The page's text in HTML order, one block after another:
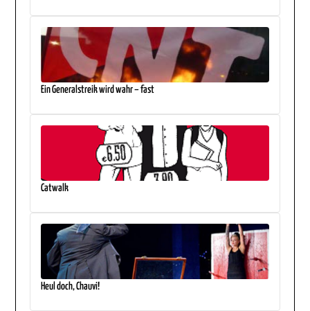
Ein Generalstreik wird wahr – fast
Catwalk
Heul doch, Chauvi!